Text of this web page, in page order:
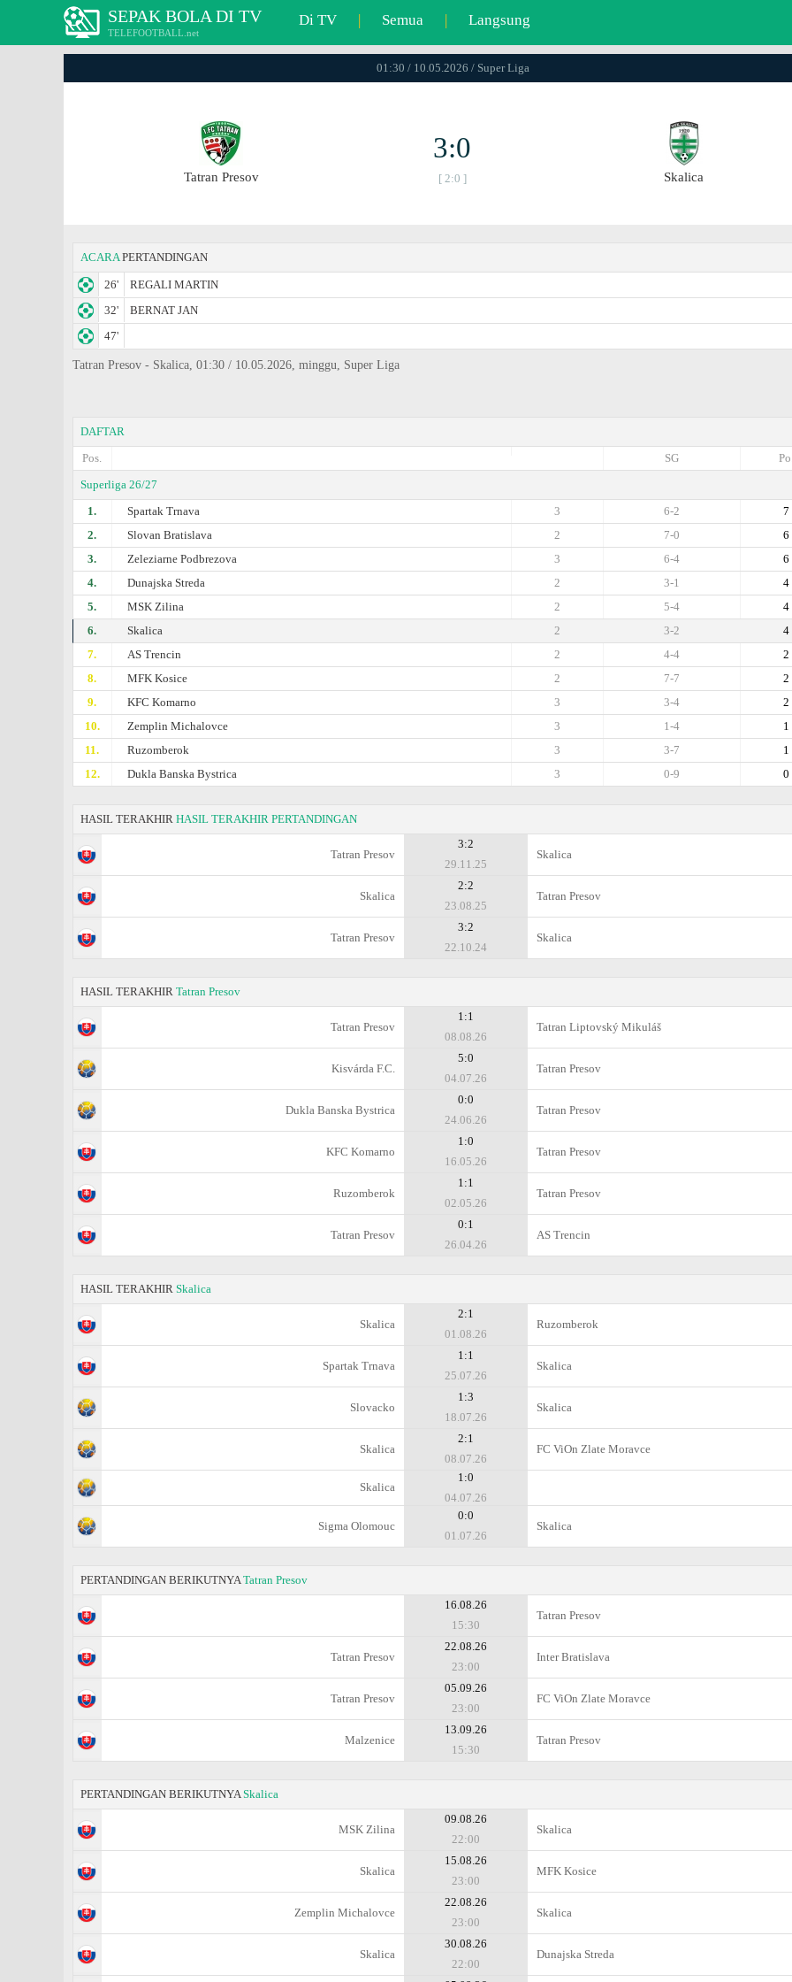
SEPAK BOLA DI TV
TELEFOOTBALL.net
Di TV | Semua | Langsung
01:30 / 10.05.2026 / Super Liga
Tatran Presov
3:0
[ 2:0 ] Skalica
ACARAPERTANDINGAN
26'
REGALI MARTIN
32'
BERNAT JAN
47'
Tatran Presov - Skalica, 01:30 / 10.05.2026, minggu, Super Liga
DAFTAR
Pos.
SG
Superliga 26/27
1.
Spartak Trnava 7
6-2
3
2.
Slovan Bratislava 6
7-0
2
3.
Zeleziarne Podbrezova 6
6-4
3
4.
Dunajska Streda 4
3-1
2
5.
MSK Zilina 4
5-4
2
6.
Skalica 4
3-2
2
7.
AS Trencin 2
4-4
2
8.
MFK Kosice 2
7-7
2
9.
KFC Komarno 2
3-4
3
10.
Zemplin Michalovce 1
1-4
3
11.
Ruzomberok 1
3-7
3
12.
Dukla Banska Bystrica 0
0-9
3
HASIL TERAKHIR HASIL TERAKHIR PERTANDINGAN
Tatran Presov
3:2
29.11.25
Skalica
Skalica
2:2
23.08.25
Tatran Presov
Tatran Presov
3:2
22.10.24
Skalica
HASIL TERAKHIR Tatran Presov
Tatran Presov
1:1
08.08.26
Tatran Liptovský Mikuláš
Kisvárda F.C.
5:0
04.07.26
Tatran Presov
Dukla Banska Bystrica
0:0
24.06.26
Tatran Presov
KFC Komarno
1:0
16.05.26
Tatran Presov
Ruzomberok
1:1
02.05.26
Tatran Presov
Tatran Presov
0:1
26.04.26
AS Trencin
HASIL TERAKHIR Skalica
Skalica
2:1
01.08.26
Ruzomberok
Spartak Trnava
1:1
25.07.26
Skalica
Slovacko
1:3
18.07.26
Skalica
Skalica
2:1
08.07.26
FC ViOn Zlate Moravce
Skalica
1:0
04.07.26
Sigma Olomouc
0:0
01.07.26
Skalica
PERTANDINGAN BERIKUTNYATatran Presov
16.08.26
15:30
Tatran Presov
Tatran Presov
22.08.26
23:00
Inter Bratislava
Tatran Presov
05.09.26
23:00
FC ViOn Zlate Moravce
Malzenice
13.09.26
15:30
Tatran Presov
PERTANDINGAN BERIKUTNYASkalica
MSK Zilina
09.08.26
22:00
Skalica
Skalica
15.08.26
23:00
MFK Kosice
Zemplin Michalovce
22.08.26
23:00
Skalica
Skalica
30.08.26
22:00
Dunajska Streda